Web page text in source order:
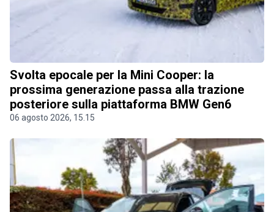
Svolta epocale per la Mini Cooper: la
prossima generazione passa alla trazione
posteriore sulla piattaforma BMW Gen6
06 agosto 2026, 15.15